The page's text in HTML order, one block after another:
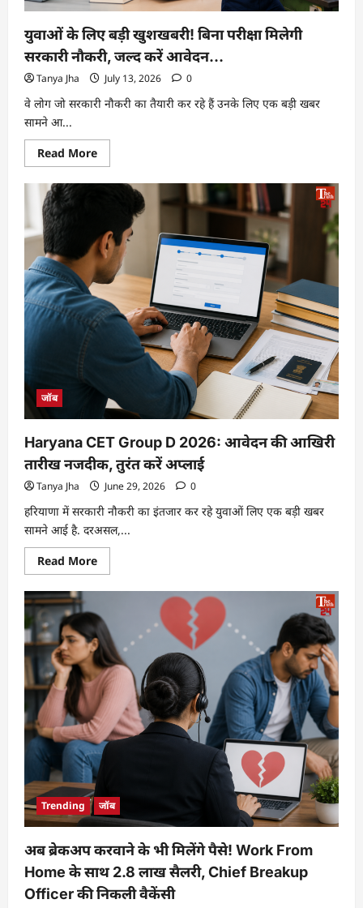
युवाओं के लिए बड़ी खुशखबरी! बिना परीक्षा मिलेगी
सरकारी नौकरी, जल्द करें आवेदन…
Tanya Jha July 13, 2026 0
वे लोग जो सरकारी नौकरी का तैयारी कर रहे हैं उनके लिए एक बड़ी खबर
सामने आ...
Read More
जॉब
Haryana CET Group D 2026: आवेदन की आखिरी
तारीख नजदीक, तुरंत करें अप्लाई
Tanya Jha June 29, 2026 0
हरियाणा में सरकारी नौकरी का इंतजार कर रहे युवाओं लिए एक बड़ी खबर
सामने आई है. दरअसल,...
Read More
Trending जॉब
अब ब्रेकअप करवाने के भी मिलेंगे पैसे! Work From
Home के साथ 2.8 लाख सैलरी, Chief Breakup
Officer की निकली वैकेंसी